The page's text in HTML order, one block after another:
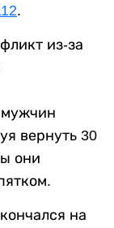
.
из-за
вернуть 30
они
на